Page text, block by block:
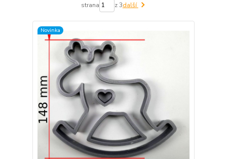
strana z 3další
Novinka